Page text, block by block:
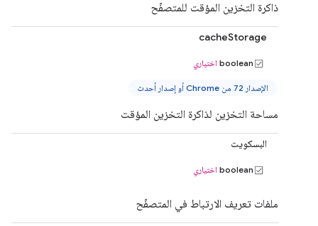
ذاكرة التخزين المؤقت للمتصفّح
cacheStorage
boolean اختياري
الإصدار 72 من Chrome أو إصدار أحدث
مساحة التخزين لذاكرة التخزين المؤقت
البسكويت
boolean اختياري
ملفات تعريف الارتباط في المتصفّح